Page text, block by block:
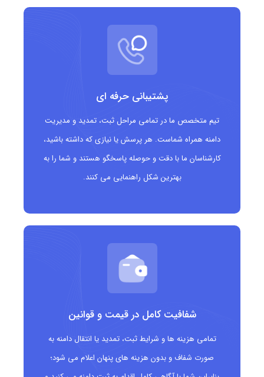
دامنه‌ای تخصصی، واضح و به یادماندنی
گزینه‌ای عالی برای برندینگ محتوا و خدمات غذایی
بلاگرها و نویسندگان حوزه آشپزی
آموزشگاه‌ها و کلاس‌های آشپزی
وب‌سایت‌های خبری و محتوایی مرتبط با خوراکی
پشتیبانی حرفه ای
تیم متخصص ما در تمامی مراحل ثبت، تمدید و مدیریت
دامنه همراه شماست. هر پرسش یا نیازی که داشته باشید،
کارشناسان ما با دقت و حوصله پاسخگو هستند و شما را به
بهترین شکل راهنمایی می کنند.
شفافیت کامل در قیمت و قوانین
تمامی هزینه ها و شرایط ثبت، تمدید یا انتقال دامنه به
صورت شفاف و بدون هزینه های پنهان اعلام می شود؛